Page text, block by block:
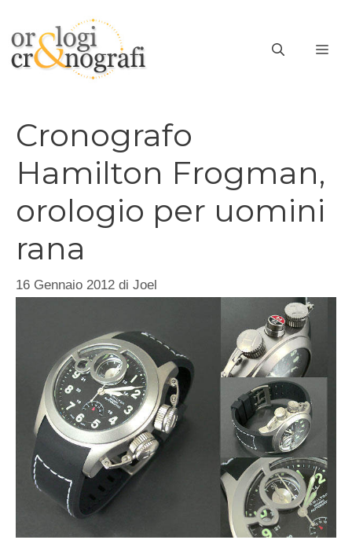
contenuto
Cronografo
Hamilton Frogman,
orologio per uomini
rana
16 Gennaio 2012 di Joel